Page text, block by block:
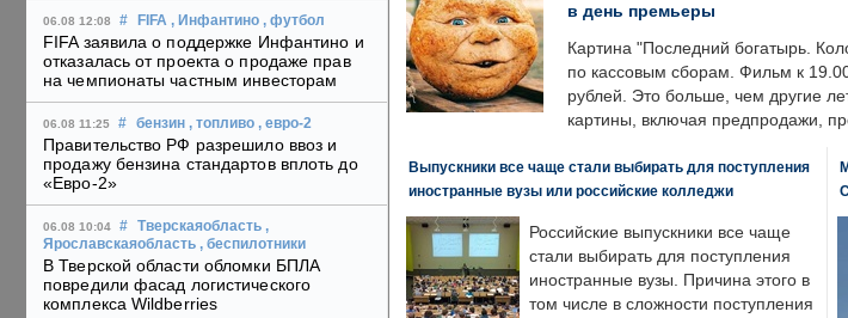
06.08 12:08 # FIFA , Инфантино , футбол
FIFA заявила о поддержке Инфантино и
отказалась от проекта о продаже прав
на чемпионаты частным инвесторам
06.08 11:25 # бензин , топливо , евро-2
Правительство РФ разрешило ввоз и
продажу бензина стандартов вплоть до
«Евро-2»
06.08 10:04 # Тверскаяобласть ,
Ярославскаяобласть , беспилотники
В Тверской области обломки БПЛА
повредили фасад логистического
комплекса Wildberries
в день премьеры
Картина "Последний богатырь.
по кассовым сборам. Фильм к
рублей. Это больше, чем другие
картины, включая предпродажи,
Выпускники все чаще стали выбирать для поступления
иностранные вузы или российские колледжи
Российские выпускники все чаще
стали выбирать для поступления
иностранные вузы. Причина этого в
том числе в сложности поступления